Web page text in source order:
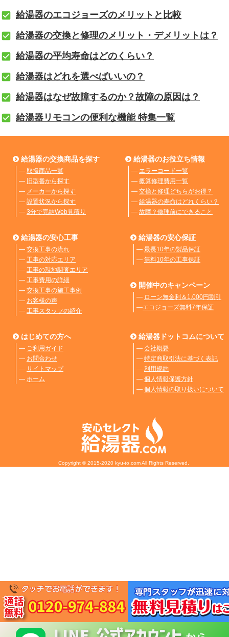
給湯器のエコジョーズのメリットと比較
給湯器の交換と修理のメリット・デメリットは？
給湯器の平均寿命はどのくらい？
給湯器はどれを選べばいいの？
給湯器はなぜ故障するのか？故障の原因は？
給湯器リモコンの便利な機能 特集一覧
給湯器の交換商品を探す
― 取扱商品一覧
― 旧型番から探す
― メーカーから探す
― 設置状況から探す
― 3分で完結Web見積り
給湯器のお役立ち情報
― エラーコード一覧
― 概算修理費用一覧
― 交換と修理どちらがお得？
― 給湯器の寿命はどれくらい？
― 故障？修理前にできること
給湯器の安心工事
― 交換工事の流れ
― 工事の対応エリア
― 工事の現地調査エリア
― 工事費用の詳細
― 交換工事の施工事例
― お客様の声
― 工事スタッフの紹介
給湯器の安心保証
― 最長10年の製品保証
― 無料10年の工事保証
開催中のキャンペーン
― ローン無金利＆1,000円割引
―エコジョーズ無料7年保証
はじめての方へ
― ご利用ガイド
― お問合わせ
― サイトマップ
― ホーム
給湯器ドットコムについて
― 会社概要
― 特定商取引法に基づく表記
― 利用規約
― 個人情報保護方針
― 個人情報の取り扱いについて
Copyright © 2015-2020 kyu-to.com All Rights Reserved.